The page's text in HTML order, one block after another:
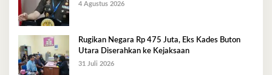
4 Agustus 2026
Rugikan Negara Rp 475 Juta, Eks Kades Buton
Utara Diserahkan ke Kejaksaan
31 Juli 2026